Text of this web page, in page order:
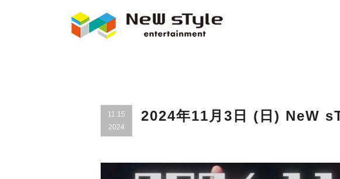
11.15
2024
2024年11月3日 (日) NeW